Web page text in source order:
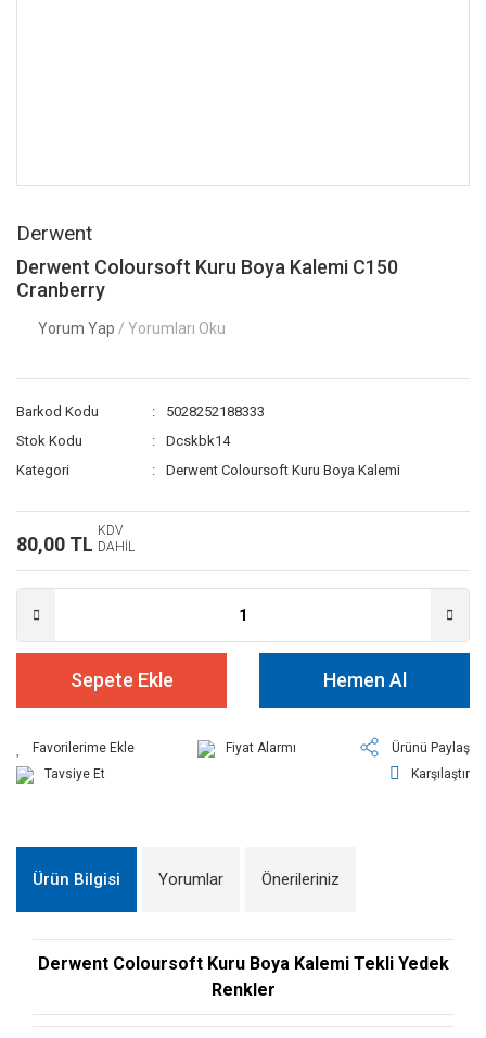
Derwent
Derwent Coloursoft Kuru Boya Kalemi C150
Cranberry
Yorum Yap / Yorumları Oku
Barkod Kodu
5028252188333
Stok Kodu
Dcskbk14
Kategori
Derwent Coloursoft Kuru Boya Kalemi
80,00 TL
KDV
DAHİL
Sepete Ekle Hemen Al
Fiyat Alarmı
Ürünü Paylaş
Tavsiye Et
Karşılaştır
Ürün Bilgisi Yorumlar Önerileriniz
Derwent Coloursoft Kuru Boya Kalemi Tekli Yedek
Renkler